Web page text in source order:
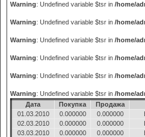
Warning: Undefined variable $tsr in /home/
Warning: Undefined variable $tsr in /home/
Warning: Undefined variable $tsr in /home/
Warning: Undefined variable $tsr in /home/
Warning: Undefined variable $tsr in /home/
Warning: Undefined variable $tsr in /home/
Дата
Покупка Продажа
01.03.2010
0.000000 0.000000
02.03.2010
0.000000 0.000000
03.03.2010
0.000000 0.000000